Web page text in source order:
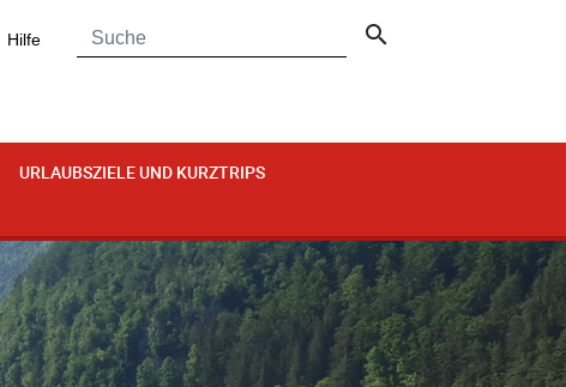
Hilfe search
URLAUBSZIELE UND KURZTRIPS